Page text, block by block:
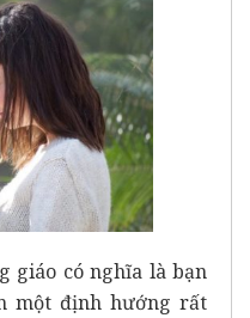
giáo có nghĩa là bạn
một định hướng rất